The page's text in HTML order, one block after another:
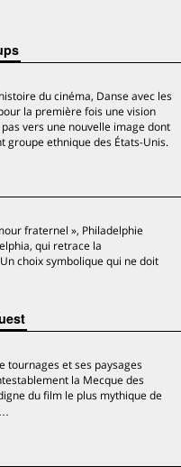
du cinéma, Danse avec les
la première fois une vision
vers une nouvelle image dont
groupe ethnique des États-Unis.
fraternel », Philadelphie
qui retrace la
choix symbolique qui ne doit
tournages et ses paysages
la Mecque des
du film le plus mythique de